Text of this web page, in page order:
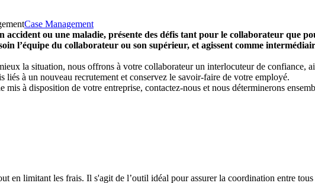
Case Management
ou une maladie, présente des défis tant pour le collaborateur que
l’équipe du collaborateur ou son supérieur, et agissent comme
la situation, nous offrons à votre collaborateur un interlocuteur de confiance,
à un nouveau recrutement et conservez le savoir-faire de votre employé.
à disposition de votre entreprise, contactez-nous et nous déterminerons
en limitant les frais. Il s'agit de l’outil idéal pour assurer la coordination entre